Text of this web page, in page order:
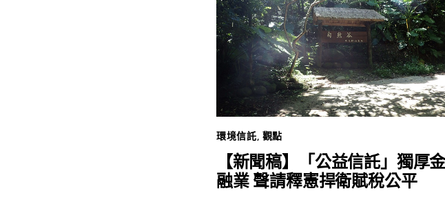
環境信託, 觀點
【新聞稿】「公益信託」獨厚
融業 聲請釋憲捍衛賦稅公平